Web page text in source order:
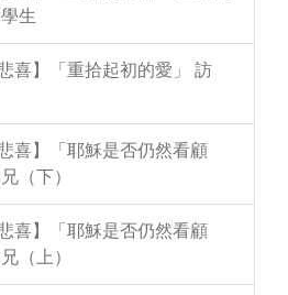
生
喜】「重拾起初的愛」 訪
喜】「耶穌是否仍然看顧
（下）
喜】「耶穌是否仍然看顧
（上）